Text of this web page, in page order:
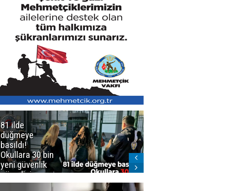
81 ilde
düğmeye
basıldı!
Okullara 30 bin
yeni güvenlik
görevlisi